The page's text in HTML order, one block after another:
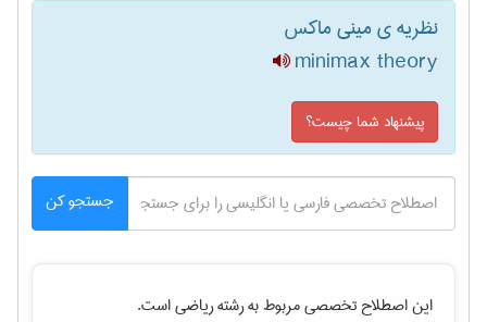
نظریه ی مینی ماکس
minimax theory
پیشنهاد شما چیست؟
جستجو کن
این اصطلاح تخصصی مربوط به رشتهرياضیاست.